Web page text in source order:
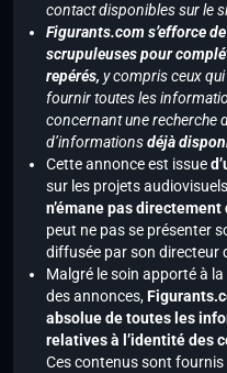
contact disponibles sur le
Figurants.com s’efforce
scrupuleuses pour
repérés, y compris ceux
fournir toutes les
concernant une recherche
d’informationsdéjà
Cette annonce est issue
sur les projets
n’émane pas
peut ne pas se présenter
diffusée par son directeur
Malgré le soin apporté à
des annonces,
absolue de toutes les
relatives à l’identité des
Ces contenus sont